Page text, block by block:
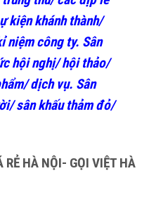
kiện khánh thành/
công ty. Sân
hội nghị/ hội thảo/
dịch vụ. Sân
sân khấu thảm đỏ/
RẺ HÀ NỘI- GỌI VIỆT HÀ